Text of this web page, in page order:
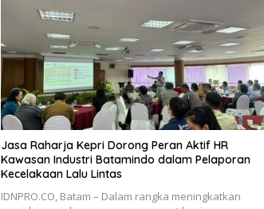
Jasa Raharja Kepri Dorong Peran Aktif HR
Kawasan Industri Batamindo dalam Pelaporan
Kecelakaan Lalu Lintas
IDNPRO.CO, Batam – Dalam rangka meningkatkan